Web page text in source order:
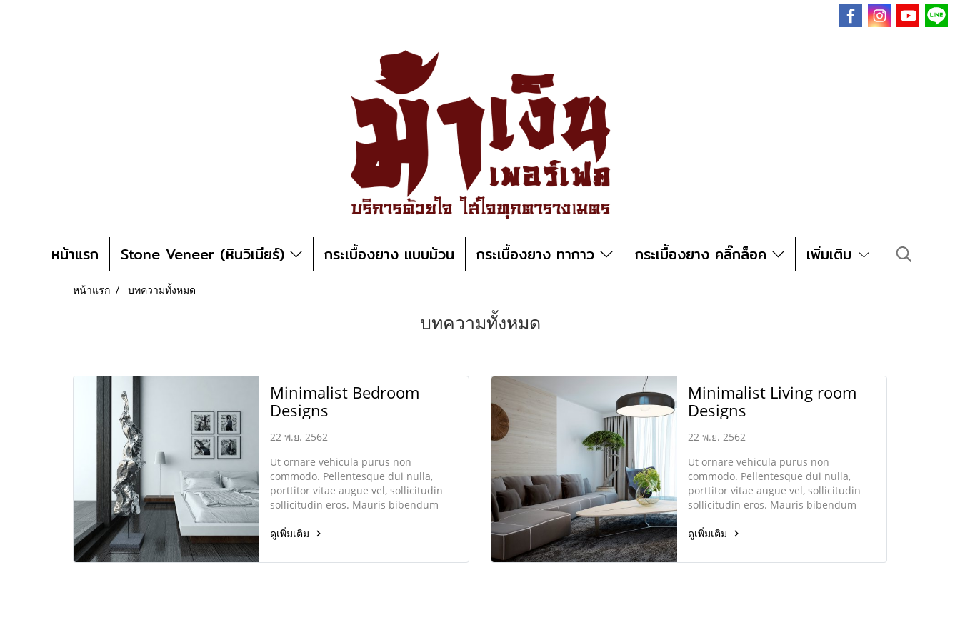
หน้าแรก Stone Veneer (หินวิเนียร์) กระเบื้องยาง แบบม้วน กระเบื้องยาง ทากาว กระเบื้องยาง คลิ๊กล็อค เพิ่มเติม
หน้าแรก บทความทั้งหมด
บทความทั้งหมด
Minimalist Bedroom
Designs
22 พ.ย. 2562
Ut ornare vehicula purus non
commodo. Pellentesque dui nulla,
porttitor vitae augue vel, sollicitudin
sollicitudin eros. Mauris bibendum
ดูเพิ่มเติม
Minimalist Living room
Designs
22 พ.ย. 2562
Ut ornare vehicula purus non
commodo. Pellentesque dui nulla,
porttitor vitae augue vel, sollicitudin
sollicitudin eros. Mauris bibendum
ดูเพิ่มเติม